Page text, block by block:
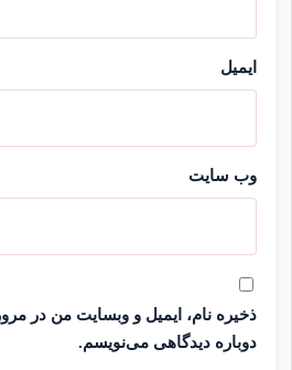
ایمیل
وب‌ سایت
ذخیره نام، ایمیل و وبسایت من در
دوباره دیدگاهی می‌نویسم.